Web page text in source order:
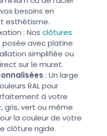
besoins en
esthétisme.
: Nos clôtures
avec platine
simplifiée ou
sur le muret.
: Un large
RAL pour
à votre
gris, vert ou même
la couleur de votre
clôture rigide.